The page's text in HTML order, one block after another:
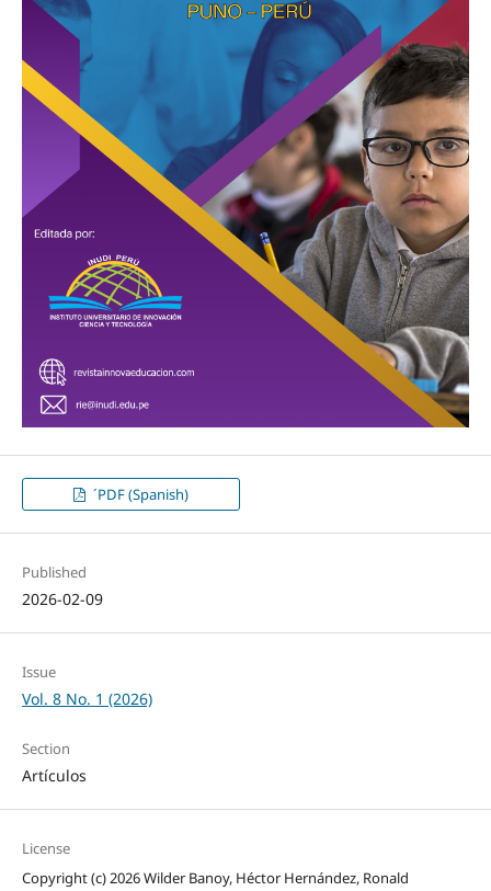
´PDF (Spanish)
Published
2026-02-09
Issue
Vol. 8 No. 1 (2026)
Section
Artículos
License
Copyright (c) 2026 Wilder Banoy, Héctor Hernández, Ronald